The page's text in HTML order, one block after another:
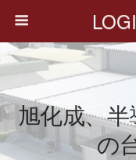
旭化成、
の